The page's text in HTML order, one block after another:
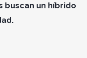
buscan un híbrido